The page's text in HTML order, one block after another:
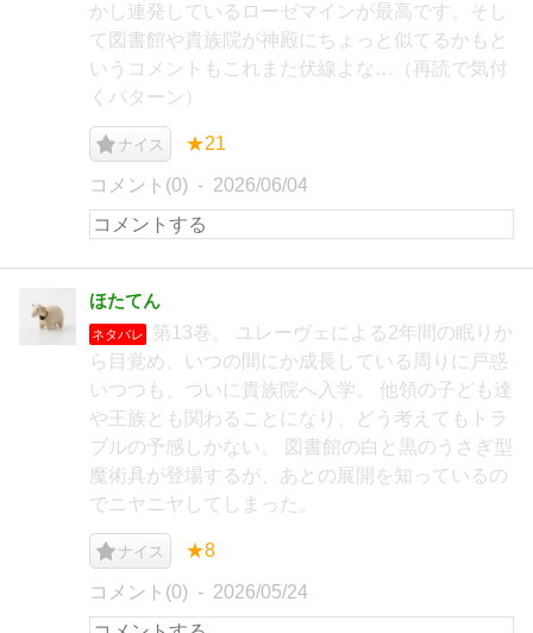
かし連発しているローゼマインが最高です。そし
て図書館や貴族院が神殿にちょっと似てるかもと
いうコメントもこれまた伏線よな…（再読で気付
くパターン）
ナイス ★21
コメント(0) 2026/06/04
ほたてん
ネタバレ
第13巻。 ユレーヴェによる2年間の眠りか
ら目覚め、いつの間にか成長している周りに戸惑
いつつも、ついに貴族院へ入学。 他領の子ども達
や王族とも関わることになり、どう考えてもトラ
ブルの予感しかない。 図書館の白と黒のうさぎ型
魔術具が登場するが、あとの展開を知っているの
でニヤニヤしてしまった。
ナイス ★8
コメント(0) 2026/05/24